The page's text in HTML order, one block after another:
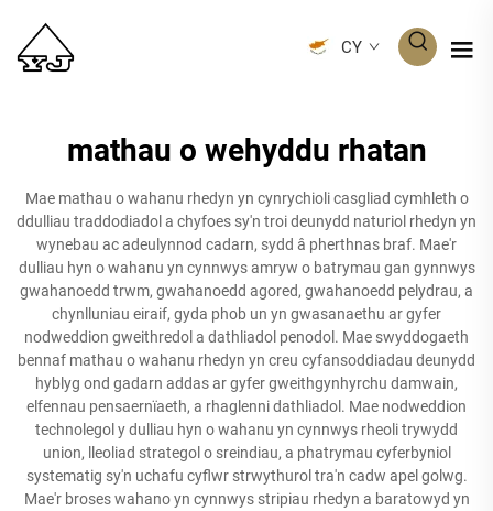
CY
mathau o wehyddu rhatan
Mae mathau o wahanu rhedyn yn cynrychioli casgliad cymhleth o
ddulliau traddodiadol a chyfoes sy'n troi deunydd naturiol rhedyn yn
wynebau ac adeulynnod cadarn, sydd â pherthnas braf. Mae'r
dulliau hyn o wahanu yn cynnwys amryw o batrymau gan gynnwys
gwahanoedd trwm, gwahanoedd agored, gwahanoedd pelydrau, a
chynlluniau eiraif, gyda phob un yn gwasanaethu ar gyfer
nodweddion gweithredol a dathliadol penodol. Mae swyddogaeth
bennaf mathau o wahanu rhedyn yn creu cyfansoddiadau deunydd
hyblyg ond gadarn addas ar gyfer gweithgynhyrchu damwain,
elfennau pensaernïaeth, a rhaglenni dathliadol. Mae nodweddion
technolegol y dulliau hyn o wahanu yn cynnwys rheoli trywydd
union, lleoliad strategol o sreindiau, a phatrymau cyferbyniol
systematig sy'n uchafu cyflwr strwythurol tra'n cadw apel golwg.
Mae'r broses wahano yn cynnwys stripiau rhedyn a baratowyd yn